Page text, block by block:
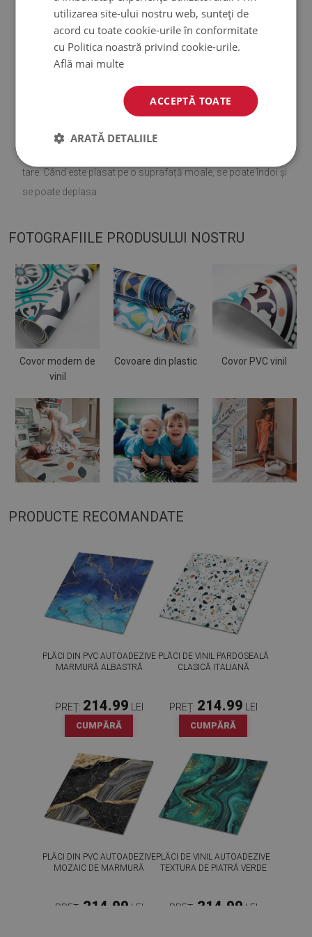
Material:vinil armat cu plasă PES.
Grosime:1,6 mm .
Nuanțele covoarelor pot diferi ușor de vizualizare.
tare. Când este plasat pe o suprafață moale, se poate îndoi și
se poate deplasa.
FOTOGRAFIILE PRODUSULUI NOSTRU
Covor modern de
vinil
Covoare din plastic Covor PVC vinil
PRODUCTE RECOMANDATE
PLĂCI DIN PVC AUTOADEZIVE
MARMURĂ ALBASTRĂ
PREȚ: 214.99 LEI
CUMPĂRĂ
PLĂCI DE VINIL PARDOSEALĂ
CLASICĂ ITALIANĂ
PREȚ: 214.99 LEI
CUMPĂRĂ
PLĂCI DIN PVC AUTOADEZIVE
MOZAIC DE MARMURĂ
PREȚ: 214.99 LEI
PLĂCI DE VINIL AUTOADEZIVE
TEXTURA DE PIATRĂ VERDE
PREȚ: 214.99 LEI
utilizarea site-ului nostru web, sunteți de
acord cu toate cookie-urile în conformitate
cu Politica noastră privind cookie-urile.
Află mai multe
ACCEPTĂ TOATE
ARATĂ DETALIILE